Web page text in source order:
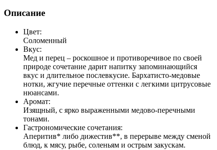
Описание
Цвет:
Соломенный
Вкус:
Мед и перец – роскошное и противоречивое по своей
природе сочетание дарит напитку запоминающийся
вкус и длительное послевкусие. Бархатисто-медовые
нотки, жгучие перечные оттенки с легкими цитрусовые
нюансами.
Аромат:
Изящный, с ярко выраженными медово-перечными
тонами.
Гастрономические сочетания:
Аперитив* либо дижестив**, в перерыве между сменой
блюд, к мясу, рыбе, соленьям и острым закускам.